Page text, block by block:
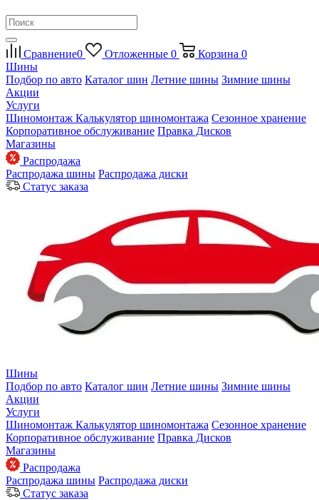
Сравнение0 Отложенные 0 Корзина 0
Шины
Подбор по авто Каталог шин Летние шины Зимние шины
Акции
Услуги
Шиномонтаж Калькулятор шиномонтажа Сезонное хранение
Корпоративное обслуживание Правка Дисков
Магазины
Распродажа
Распродажа шины Распродажа диски
Статус заказа
Шины
Подбор по авто Каталог шин Летние шины Зимние шины
Акции
Услуги
Шиномонтаж Калькулятор шиномонтажа Сезонное хранение
Корпоративное обслуживание Правка Дисков
Магазины
Распродажа
Распродажа шины Распродажа диски
Статус заказа